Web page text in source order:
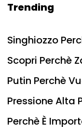
Trending
Singhiozzo
Scopri Perchè
Putin Perchè
Pressione Alta
Perchè È